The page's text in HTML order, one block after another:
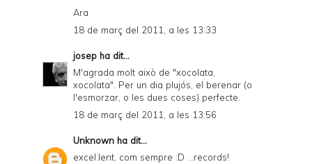
Ara
18 de març del 2011, a les 13:33
josep ha dit...
M'agrada molt això de "xocolata,
xocolata". Per un dia plujós, el berenar (o
l'esmorzar, o les dues coses) perfecte.
18 de març del 2011, a les 13:56
Unknown ha dit...
excel.lent, com sempre :D ...records!